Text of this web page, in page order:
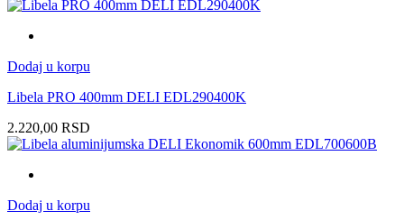
Dodaj u korpu
Libela PRO 400mm DELI EDL290400K
2.220,00 RSD
Dodaj u korpu